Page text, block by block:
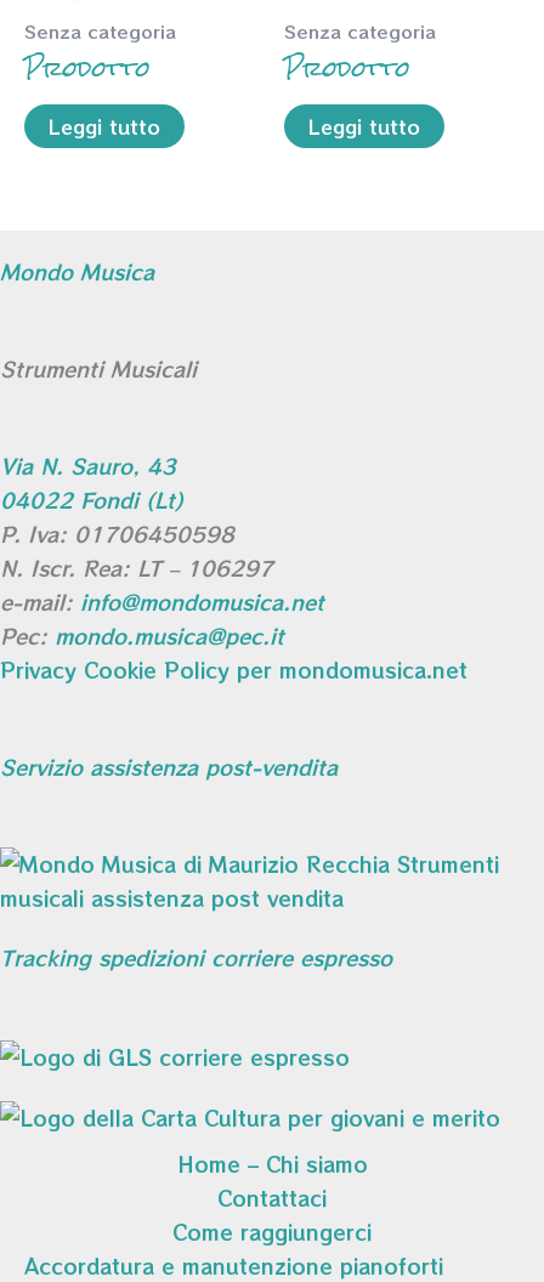
Senza categoria
Prodotto
Leggi tutto
Senza categoria
Prodotto
Leggi tutto
Mondo Musica
Strumenti Musicali
Via N. Sauro, 43
04022 Fondi (Lt)
P. Iva: 01706450598
N. Iscr. Rea: LT – 106297
e-mail: info@mondomusica.net
Pec: mondo.musica@pec.it
Privacy Cookie Policy per mondomusica.net
Servizio assistenza post-vendita
Tracking spedizioni corriere espresso
Home – Chi siamo
Contattaci
Come raggiungerci
Accordatura e manutenzione pianoforti